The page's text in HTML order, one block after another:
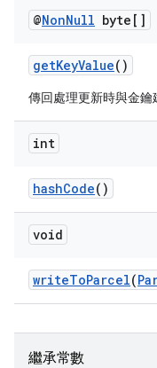
@NonNull byte[]
getKeyValue()
傳回處理更新時與金鑰
int
hashCode()
void
writeToParcel(
繼承常數